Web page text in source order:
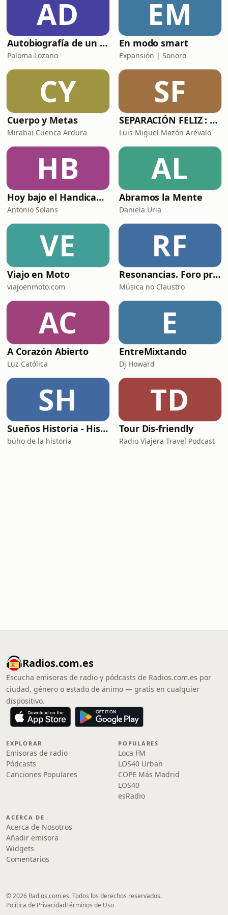
consecuencias no son para
tomárselas a la ligera: peor
rendimiento a
AD
Autobiografía de un Yogui con sitar
Paloma Lozano
EM
En modo smart
Expansión | Sonoro
CY
Cuerpo y Metas
Mirabai Cuenca Ardura
SF
SEPARACIÓN FELIZ : Psicología, Dolor y Renacimiento
Luis Miguel Mazón Arévalo
HB
Hoy bajo el Handicap | Podcast de Golf
Antonio Solans
AL
Abramos la Mente
Daniela Uria
VE
Viajo en Moto
viajoenmoto.com
RF
Resonancias. Foro profesional de instrumentos musicais
Música no Claustro
AC
A Corazón Abierto
Luz Católica
E
EntreMixtando
Dj Howard
SH
Sueños Historia - Histórico Podcast de historia relajada para dormir
búho de la historia
TD
Tour Dis-friendly
Radio Viajera Travel Podcast
Radios.com.es
Escucha emisoras de radio y pódcasts de Radios.com.es por
ciudad, género o estado de ánimo — gratis en cualquier
dispositivo.
EXPLORAR
Emisoras de radio
Pódcasts
Canciones Populares
POPULARES
Loca FM
LOS40 Urban
COPE Más Madrid
LOS40
esRadio
ACERCA DE
Acerca de Nosotros
Añadir emisora
Widgets
Comentarios
© 2026 Radios.com.es. Todos los derechos reservados.
Política de PrivacidadTérminos de Uso